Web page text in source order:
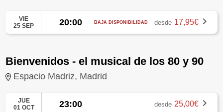
VIE
25 SEP
20:00 BAJA DISPONIBILIDAD desde 17,95€
Bienvenidos - el musical de los 80 y 90
Espacio Madriz, Madrid
JUE
01 OCT
23:00 desde 25,00€